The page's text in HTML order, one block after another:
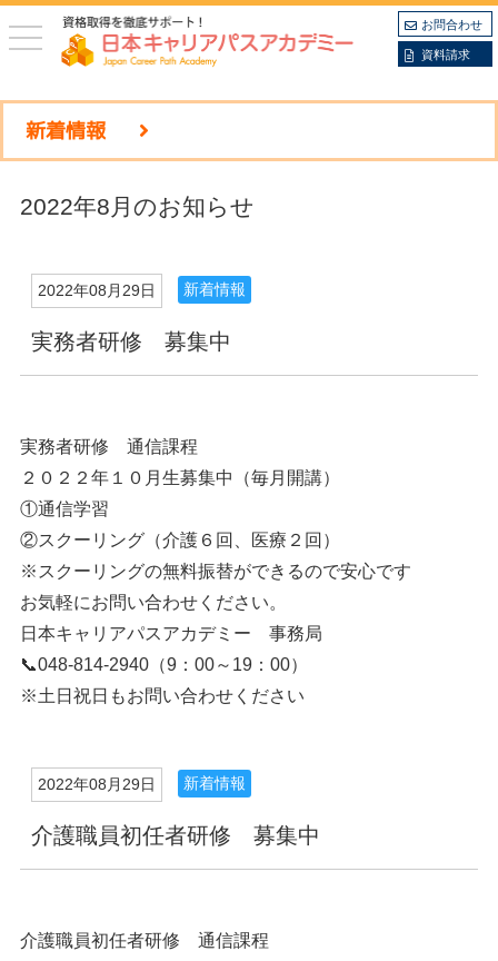
toggle
navigation
お問合わせ
資料請求
新着情報
2022年8月のお知らせ
2022年08月29日 新着情報
実務者研修 募集中
実務者研修 通信課程
２０２２年１０月生募集中（毎月開講）
①通信学習
②スクーリング（介護６回、医療２回）
※スクーリングの無料振替ができるので安心です
お気軽にお問い合わせください。
日本キャリアパスアカデミー 事務局
📞048-814-2940（9：00～19：00）
※土日祝日もお問い合わせください
2022年08月29日 新着情報
介護職員初任者研修 募集中
介護職員初任者研修 通信課程